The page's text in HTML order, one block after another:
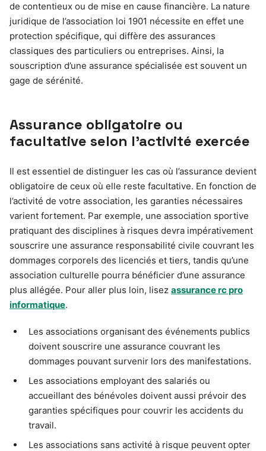
de contentieux ou de mise en cause financière. La nature
juridique de l’association loi 1901 nécessite en effet une
protection spécifique, qui diffère des assurances
classiques des particuliers ou entreprises. Ainsi, la
souscription d’une assurance spécialisée est souvent un
gage de sérénité.
Assurance obligatoire ou
facultative selon l’activité exercée
Il est essentiel de distinguer les cas où l’assurance devient
obligatoire de ceux où elle reste facultative. En fonction de
l’activité de votre association, les garanties nécessaires
varient fortement. Par exemple, une association sportive
pratiquant des disciplines à risques devra impérativement
souscrire une assurance responsabilité civile couvrant les
dommages corporels des licenciés et tiers, tandis qu’une
association culturelle pourra bénéficier d’une assurance
plus allégée. Pour aller plus loin, lisez assurance rc pro
informatique.
Les associations organisant des événements publics
doivent souscrire une assurance couvrant les
dommages pouvant survenir lors des manifestations.
Les associations employant des salariés ou
accueillant des bénévoles doivent aussi prévoir des
garanties spécifiques pour couvrir les accidents du
travail.
Les associations sans activité à risque peuvent opter